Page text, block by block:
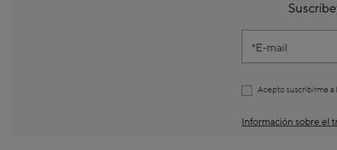
E-mail
Acepto suscribirme
Información sobre el